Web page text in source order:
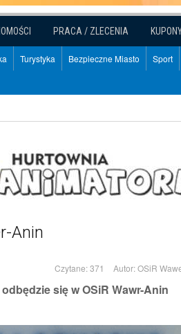
PRACA / ZLECENIA
Turystyka Bezpieczne Miasto Sport
Anin
Czytane: 371 Autor:OSiR
się w OSiR Wawr-Anin